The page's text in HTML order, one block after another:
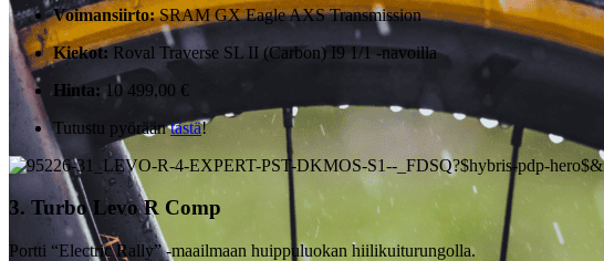
Voimansiirto:SRAM GX Eagle AXS Transmission
Kiekot: Roval Traverse SL II (Carbon) I9 1/1 -navoilla
Hinta:10 499,00 €
Tutustu pyörääntästä!
3. Turbo Levo R Comp
Portti “Electric Rally” -maailmaan huippuluokan hiilikuiturungolla.